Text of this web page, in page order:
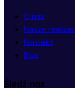
O nas
Nasze
Kontakt
Blog
Śledź nas